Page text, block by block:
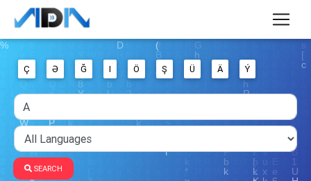
Ç Ə Ğ I Ö Ş Ü Ä Ý
SEARCH